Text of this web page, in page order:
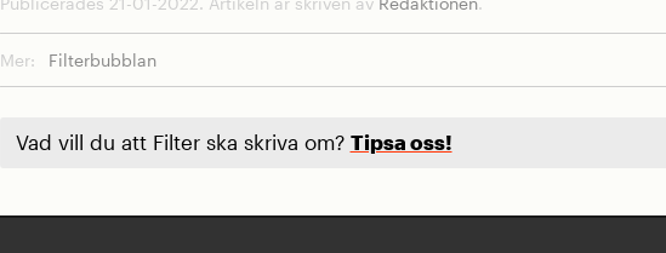
Mer: Filterbubblan
Vad vill du att Filter ska skriva om? Tipsa oss!